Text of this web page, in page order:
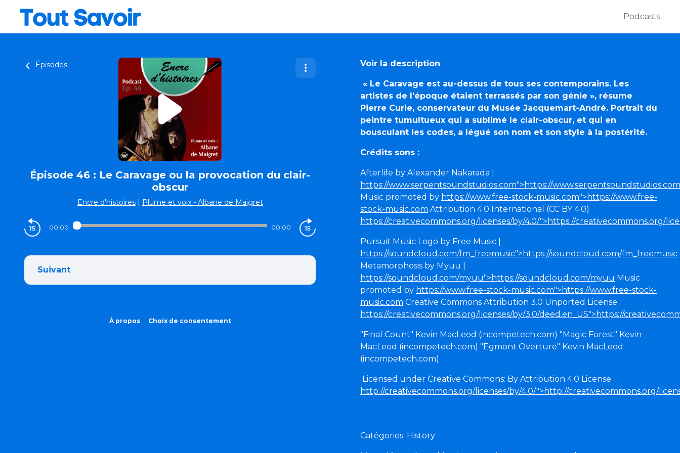
Podcasts
Épisodes
Épisode 46 : Le Caravage ou la provocation du clair-
obscur
Encre d'histoires | Plume et voix - Albane de Maigret
00:00 00:00
Suivant
À propos Choix de consentement
Voir la description
« Le Caravage est au-dessus de tous ses contemporains. Les
artistes de l'époque étaient terrassés par son génie », résume
Pierre Curie, conservateur du Musée Jacquemart-André. Portrait du
peintre tumultueux qui a sublimé le clair-obscur, et qui en
bousculant les codes, a légué son nom et son style à la postérité.
Crédits sons :
Afterlife by Alexander Nakarada |
https://www.serpentsoundstudios.com">https://www.serpentsoundstudios.com
Music promoted by https://www.free-stock-music.com">https://www.free-
stock-music.com Attribution 4.0 International (CC BY 4.0)
https://creativecommons.org/licenses/by/4.0/">https://creativecommons.org/
Pursuit Music Logo by Free Music |
https://soundcloud.com/fm_freemusic">https://soundcloud.com/fm_freemusic
Metamorphosis by Myuu |
https://soundcloud.com/myuu">https://soundcloud.com/myuu Music
promoted by https://www.free-stock-music.com">https://www.free-stock-
music.com Creative Commons Attribution 3.0 Unported License
https://creativecommons.org/licenses/by/3.0/deed.en_US">https://
"Final Count" Kevin MacLeod (incompetech.com) "Magic Forest" Kevin
MacLeod (incompetech.com) "Egmont Overture" Kevin MacLeod
(incompetech.com)
Licensed under Creative Commons: By Attribution 4.0 License
http://creativecommons.org/licenses/by/4.0/">http://creativecommons.org/
Catégories: History